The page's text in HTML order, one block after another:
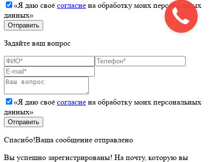
«Я даю своё согласие на обработку моих персональных
данных»
Задайте ваш вопрос
«Я даю своё согласие на обработку моих персональных
данных»
Спасибо!Ваша сообщение отправлено
Вы успешно зарегистрированы! На почту, которую вы